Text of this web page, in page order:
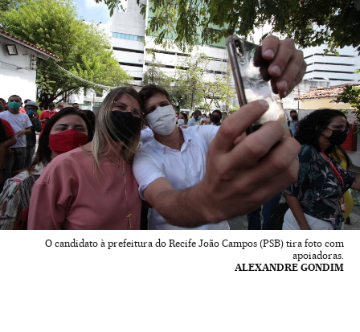
O candidato à prefeitura do Recife João Campos (PSB) tira foto com
apoiadoras.
ALEXANDRE GONDIM